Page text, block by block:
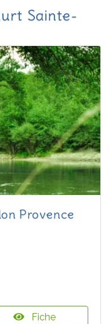
Sainte-
Provence
Fiche